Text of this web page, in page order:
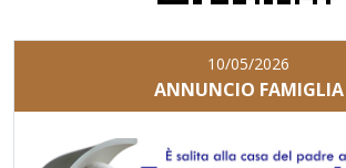
10/05/2026
ANNUNCIO FAMIGLIA